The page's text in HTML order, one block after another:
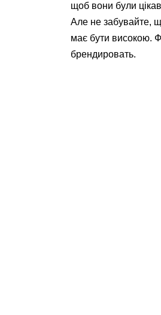
щоб вони були
Але не забувайте,
має бути високою.
брендировать.